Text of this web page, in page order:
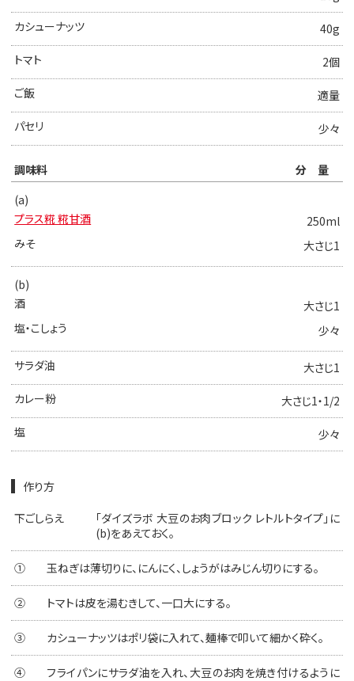
カシューナッツ
40g
トマト
2個
ご飯
適量
パセリ
少々
調味料
分量
(a)
プラス糀 糀甘酒
250ml
みそ
大さじ1
(b)
酒
大さじ1
塩・こしょう
少々
サラダ油
大さじ1
カレー粉
大さじ1・1/2
塩
少々
作り方
下ごしらえ
「ダイズラボ 大豆のお肉ブロック レトルトタイプ」に
(b)をあえておく。
① 玉ねぎは薄切りに、にんにく、しょうがはみじん切りにする。
② トマトは皮を湯むきして、一口大にする。
③ カシューナッツはポリ袋に入れて、麺棒で叩いて細かく砕く。
④
フライパンにサラダ油を入れ、大豆のお肉を焼き付けるように